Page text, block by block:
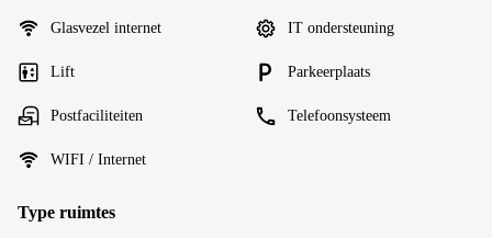
Glasvezel internet IT ondersteuning
Lift Parkeerplaats
Postfaciliteiten Telefoonsysteem
WIFI / Internet
Type ruimtes